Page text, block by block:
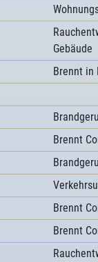
Gebäude
Brennt in
Brennt
Brennt
Brennt